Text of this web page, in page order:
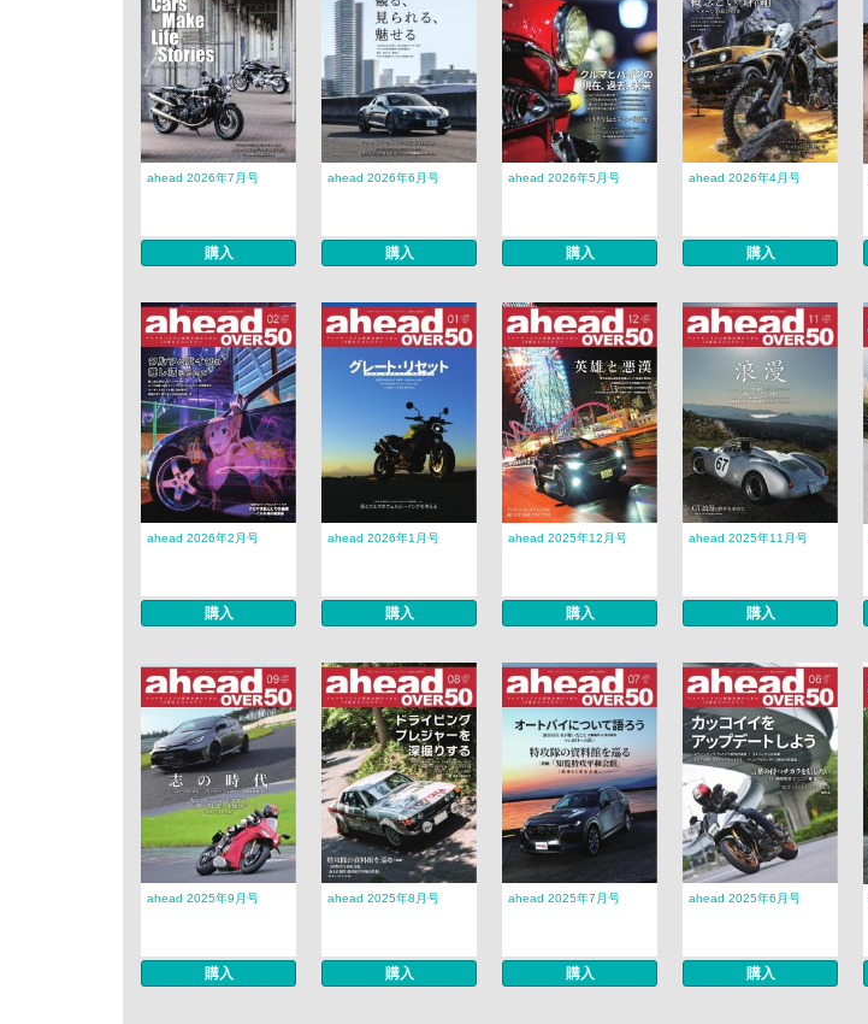
ahead 2026年7月号
購入
ahead 2026年6月号
購入
ahead 2026年5月号
購入
ahead 2026年4月号
購入
ahead 2026年2月号
購入
ahead 2026年1月号
購入
ahead 2025年12月号
購入
ahead 2025年11月号
購入
ahead 2025年9月号
購入
ahead 2025年8月号
購入
ahead 2025年7月号
購入
ahead 2025年6月号
購入